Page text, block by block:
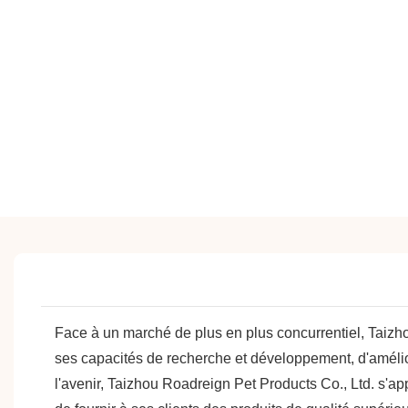
Face à un marché de plus en plus concurrentiel,
ses capacités de recherche et développement,
l'avenir, Taizhou Roadreign Pet Products Co., Ltd.